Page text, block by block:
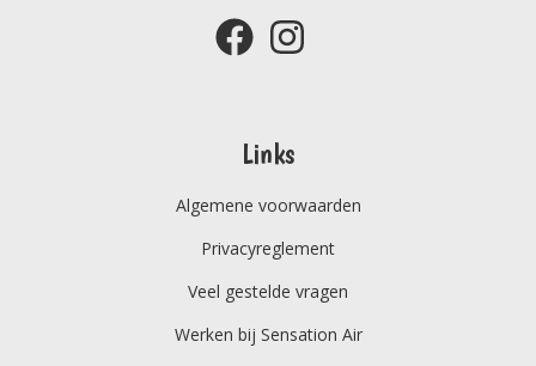
Links
Algemene voorwaarden
Privacyreglement
Veel gestelde vragen
Werken bij Sensation Air